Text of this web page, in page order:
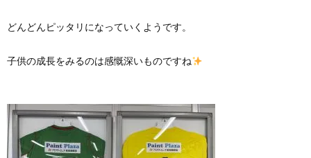
どんどんピッタリになっていくようです。
子供の成長をみるのは感慨深いものですね